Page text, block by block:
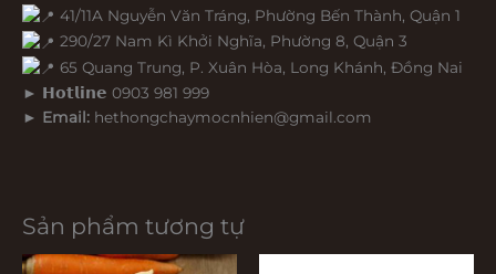
41/11A Nguyễn Văn Tráng, Phường Bến Thành, Quận 1
290/27 Nam Kì Khởi Nghĩa, Phường 8, Quận 3
65 Quang Trung, P. Xuân Hòa, Long Khánh, Đồng Nai
► 𝗛𝗼𝘁𝗹𝗶𝗻𝗲 0903 981 999
► Email: hethongchaymocnhien@gmail.com
Sản phẩm tương tự